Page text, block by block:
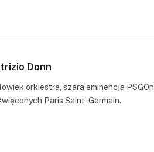
Donn
orkiestra, szara eminencja
Paris Saint-Germain.